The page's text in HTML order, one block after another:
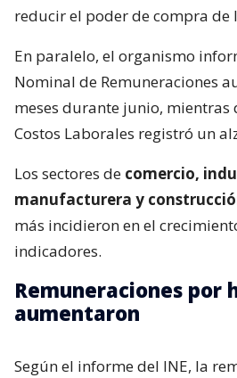
reducir el poder de compra de
En paralelo, el organismo
Nominal de Remuneraciones
meses durante junio, mientras
Costos Laborales registró un
Los sectores de comercio,
manufacturera y
más incidieron en el
indicadores.
Remuneraciones por
aumentaron
Según el informe del INE, la